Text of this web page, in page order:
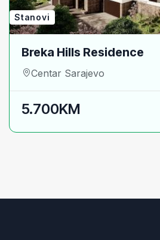
Stanovi
Breka Hills Residence
Centar Sarajevo
5.700KM